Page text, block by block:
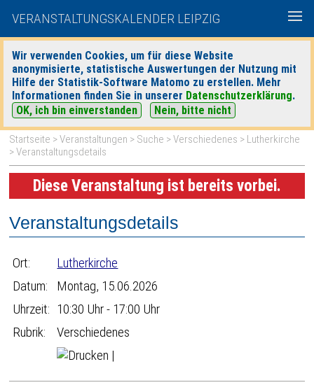
VERANSTALTUNGSKALENDER LEIPZIG
Wir verwenden Cookies, um für diese Website
anonymisierte, statistische Auswertungen der Nutzung mit
Hilfe der Statistik-Software Matomo zu erstellen. Mehr
Informationen finden Sie in unserer Datenschutzerklärung.
OK, ich bin einverstanden
Nein, bitte nicht
heute|morgen| Detaillierte Suche
Startseite >Veranstaltungen > Suche >Verschiedenes > Lutherkirche
> Veranstaltungsdetails
Diese Veranstaltung ist bereits vorbei.
Veranstaltungsdetails
Ort:
Lutherkirche
Datum:
Montag, 15.06.2026
Uhrzeit: 10:30 Uhr - 17:00 Uhr
Rubrik:
Verschiedenes
|